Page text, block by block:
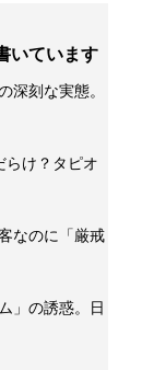
いています
深刻な実態。
らけ？タピオ
なのに「厳戒
」の誘惑。日